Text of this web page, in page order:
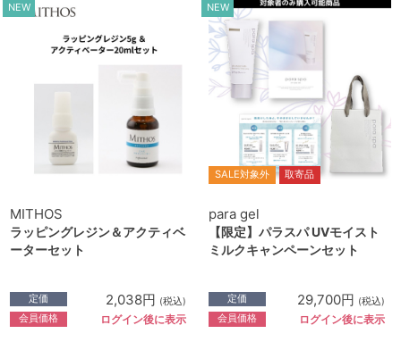
NEW
MITHOS
ラッピングレジン＆アクティベ
ーターセット
定価 2,038円 (税込)
会員価格 ログイン後に表示
NEW
SALE対象外 取寄品
para gel
【限定】パラスパ UVモイスト
ミルクキャンペーンセット
定価 29,700円 (税込)
会員価格 ログイン後に表示